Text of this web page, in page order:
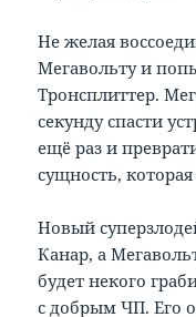
Не желая
Мегавольту и
Тронсплиттер.
секунду спасти
ещё раз и
сущность, которая
Новый
Канар, а
будет некого
с добрым ЧП. Его